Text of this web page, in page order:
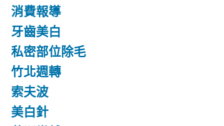
消費報導
牙齒美白
私密部位除毛
竹北週轉
索夫波
美白針